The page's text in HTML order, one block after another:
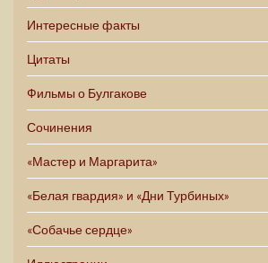
Интересные факты
Цитаты
Фильмы о Булгакове
Сочинения
«Мастер и Маргарита»
«Белая гвардия» и «Дни Турбиных»
«Собачье сердце»